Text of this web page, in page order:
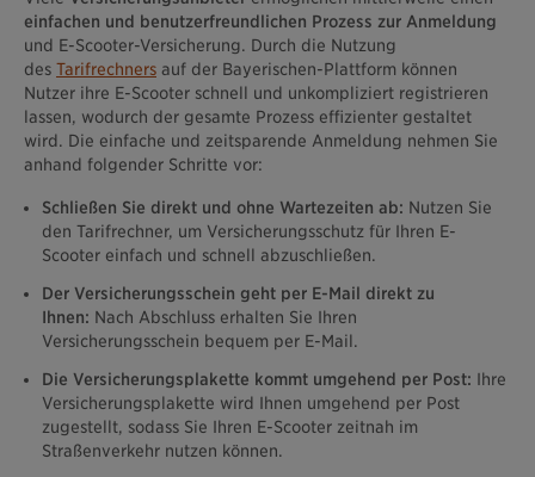
einfachen und benutzerfreundlichen Prozess zur Anmeldung
und E-Scooter-Versicherung. Durch die Nutzung
des Tarifrechners auf der Bayerischen-Plattform können
Nutzer ihre E-Scooter schnell und unkompliziert registrieren
lassen, wodurch der gesamte Prozess effizienter gestaltet
wird. Die einfache und zeitsparende Anmeldung nehmen Sie
anhand folgender Schritte vor:
Schließen Sie direkt und ohne Wartezeiten ab: Nutzen Sie
den Tarifrechner, um Versicherungsschutz für Ihren E-
Scooter einfach und schnell abzuschließen.
Der Versicherungsschein geht per E-Mail direkt zu
Ihnen: Nach Abschluss erhalten Sie Ihren
Versicherungsschein bequem per E-Mail.
Die Versicherungsplakette kommt umgehend per Post: Ihre
Versicherungsplakette wird Ihnen umgehend per Post
zugestellt, sodass Sie Ihren E-Scooter zeitnah im
Straßenverkehr nutzen können.